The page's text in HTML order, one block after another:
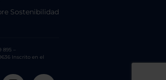
Sostenibilidad
895 –
Inscrito en el